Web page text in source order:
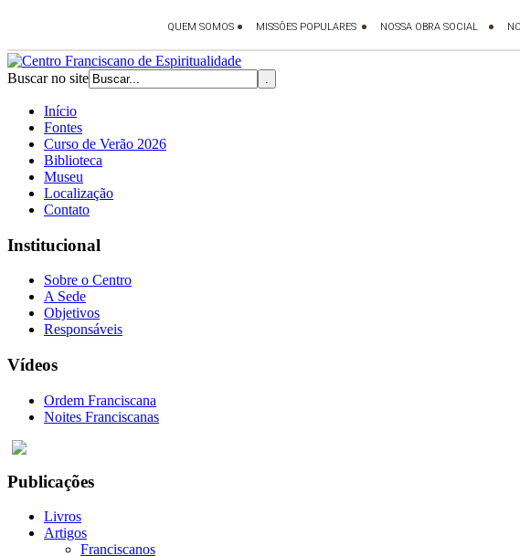
Buscar no site
Início
Fontes
Curso de Verão 2026
Biblioteca
Museu
Localização
Contato
Institucional
Sobre o Centro
A Sede
Objetivos
Responsáveis
Vídeos
Ordem Franciscana
Noites Franciscanas
Publicações
Livros
Artigos
Franciscanos